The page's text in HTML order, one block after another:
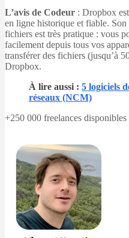
L’avis de Codeur : Dropbox
en ligne historique et fiable.
fichiers est très pratique : vous
facilement depuis tous vos
transférer des fichiers (jusqu’à
Dropbox.
À lire aussi : 5 logiciels
réseaux (NCM)
+250 000 freelances